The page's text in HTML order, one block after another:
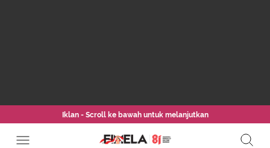
Iklan - Scroll ke bawah untuk melanjutkan